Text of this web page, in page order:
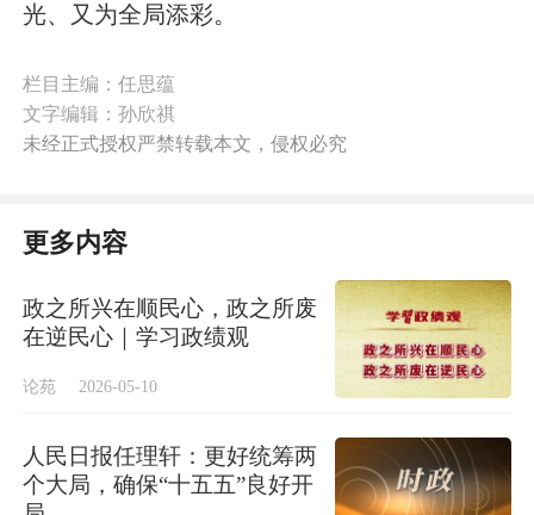
光、又为全局添彩。
栏目主编：任思蕴
文字编辑：孙欣祺
未经正式授权严禁转载本文，侵权必究
更多内容
政之所兴在顺民心，政之所废
在逆民心｜学习政绩观
论苑 2026-05-10
人民日报任理轩：更好统筹两
个大局，确保“十五五”良好开